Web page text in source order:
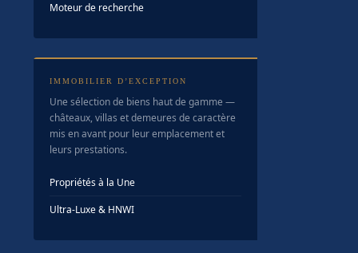
Moteur de recherche
IMMOBILIER D’EXCEPTION
Une sélection de biens haut de gamme —
châteaux, villas et demeures de caractère
mis en avant pour leur emplacement et
leurs prestations.
Propriétés à la Une
Ultra-Luxe & HNWI